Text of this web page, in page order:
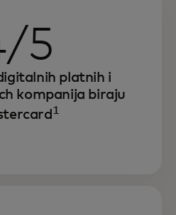
5
platnih i
kompanija biraju
1